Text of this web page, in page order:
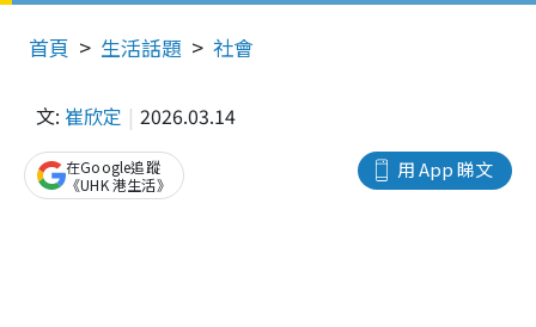
首頁 生活話題 社會
文: 崔欣定 2026.03.14
用 App 睇文
在Google追蹤
《UHK 港生活》